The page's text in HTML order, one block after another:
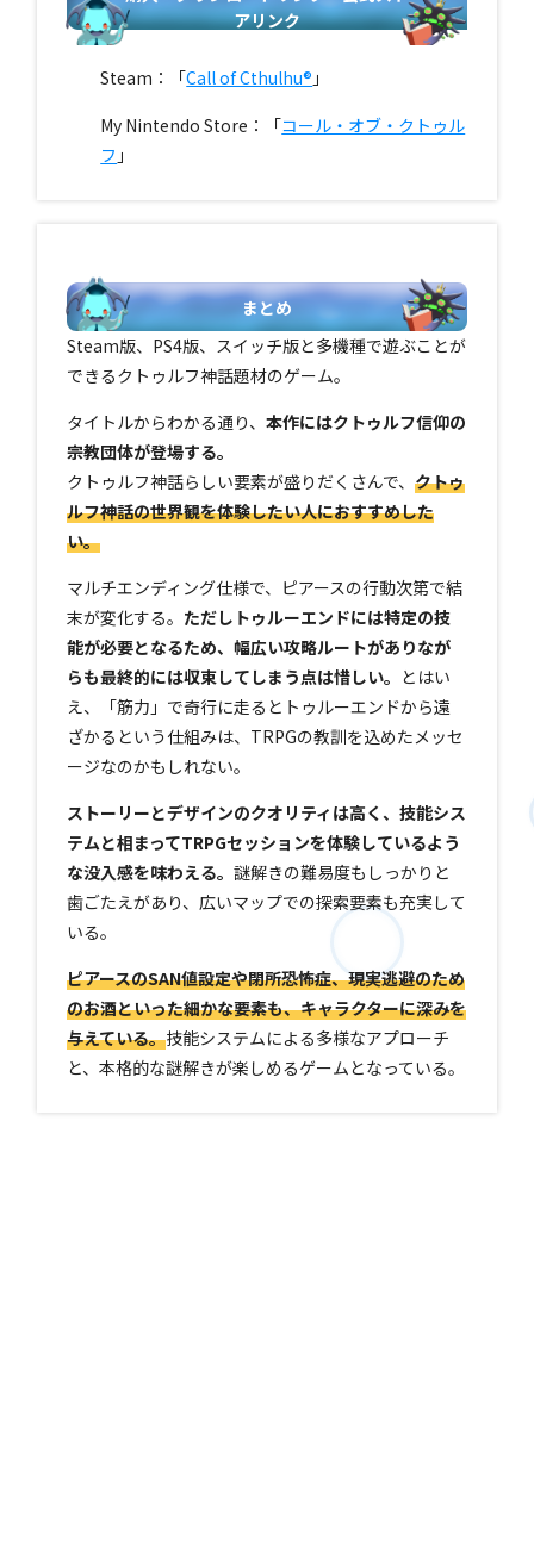
アリンク
Steam：「Call of Cthulhu® 」
My Nintendo Store：「コール・オブ・クトゥル
フ 」
まとめ
Steam版、PS4版、スイッチ版と多機種で遊ぶことが
できるクトゥルフ神話題材のゲーム。
タイトルからわかる通り、本作にはクトゥルフ信仰の
宗教団体が登場する。
クトゥルフ神話らしい要素が盛りだくさんで、クトゥ
ルフ神話の世界観を体験したい人におすすめした
い。
マルチエンディング仕様で、ピアースの行動次第で結
末が変化する。 ただしトゥルーエンドには特定の技
能が必要となるため、幅広い攻略ルートがありなが
らも最終的には収束してしまう点は惜しい。 とはい
え、「筋力」で奇行に走るとトゥルーエンドから遠
ざかるという仕組みは、TRPGの教訓を込めたメッセ
ージなのかもしれない。
ストーリーとデザインのクオリティは高く、技能シス
テムと相まってTRPGセッションを体験しているよう
な没入感を味わえる。謎解きの難易度もしっかりと
歯ごたえがあり、広いマップでの探索要素も充実して
いる。
ピアースのSAN値設定や閉所恐怖症、現実逃避のため
のお酒といった細かな要素も、キャラクターに深みを
与えている。技能システムによる多様なアプローチ
と、本格的な謎解きが楽しめるゲームとなっている。